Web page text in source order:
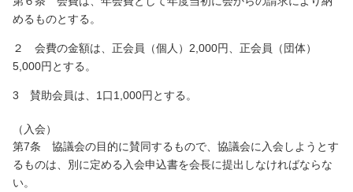
めるものとする。
２ 会費の金額は、正会員（個人）2,000円、正会員（団体）
5,000円とする。
3 賛助会員は、1口1,000円とする。
（入会）
第7条 協議会の目的に賛同するもので、協議会に入会しようとす
るものは、別に定める入会申込書を会長に提出しなければならな
い。